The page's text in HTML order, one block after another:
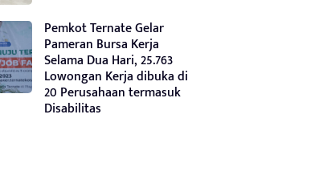
Pemkot Ternate Gelar
Pameran Bursa Kerja
Selama Dua Hari, 25.763
Lowongan Kerja dibuka di
20 Perusahaan termasuk
Disabilitas